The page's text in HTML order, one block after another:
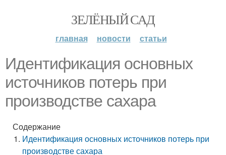
ЗЕЛЁНЫЙ САД
главная новости статьи
Идентификация основных
источников потерь при
производстве сахара
Содержание
Идентификация основных источников потерь при
производстве сахара